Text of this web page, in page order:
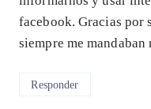
facebook. Gracias por
siempre me mandaban
Responder